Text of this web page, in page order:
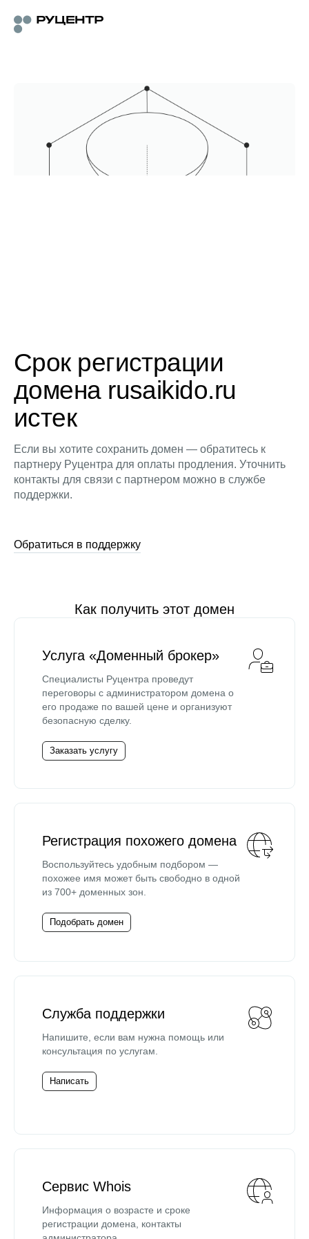
Срок регистрации
домена rusaikido.ru
истек
Если вы хотите сохранить домен — обратитесь к
партнеру Руцентра для оплаты продления. Уточнить
контакты для связи с партнером можно в службе
поддержки.
Обратиться в поддержку
Как получить этот домен
Услуга «Доменный брокер»
Специалисты Руцентра проведут
переговоры с администратором домена о
его продаже по вашей цене и организуют
безопасную сделку.
Заказать услугу
Регистрация похожего домена
Воспользуйтесь удобным подбором —
похожее имя может быть свободно в одной
из 700+ доменных зон.
Подобрать домен
Служба поддержки
Напишите, если вам нужна помощь или
консультация по услугам.
Написать
Сервис Whois
Информация о возрасте и сроке
регистрации домена, контакты